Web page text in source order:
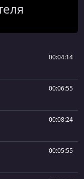
00:04:14
00:06:55
00:08:24
00:05:55